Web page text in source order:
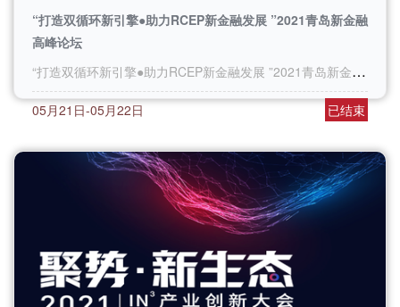
“打造双循环新引擎●助力RCEP新金融发展 ”2021青岛新金融
高峰论坛
“打造双循环新引擎●助力RCEP新金融发展 ”2021青岛新金融高峰论坛
05月21日-05月22日 已结束